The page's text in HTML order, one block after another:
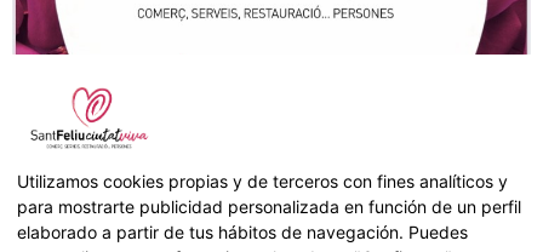
Utilizamos cookies propias y de terceros con fines analíticos y
para mostrarte publicidad personalizada en función de un perfil
elaborado a partir de tus hábitos de navegación. Puedes